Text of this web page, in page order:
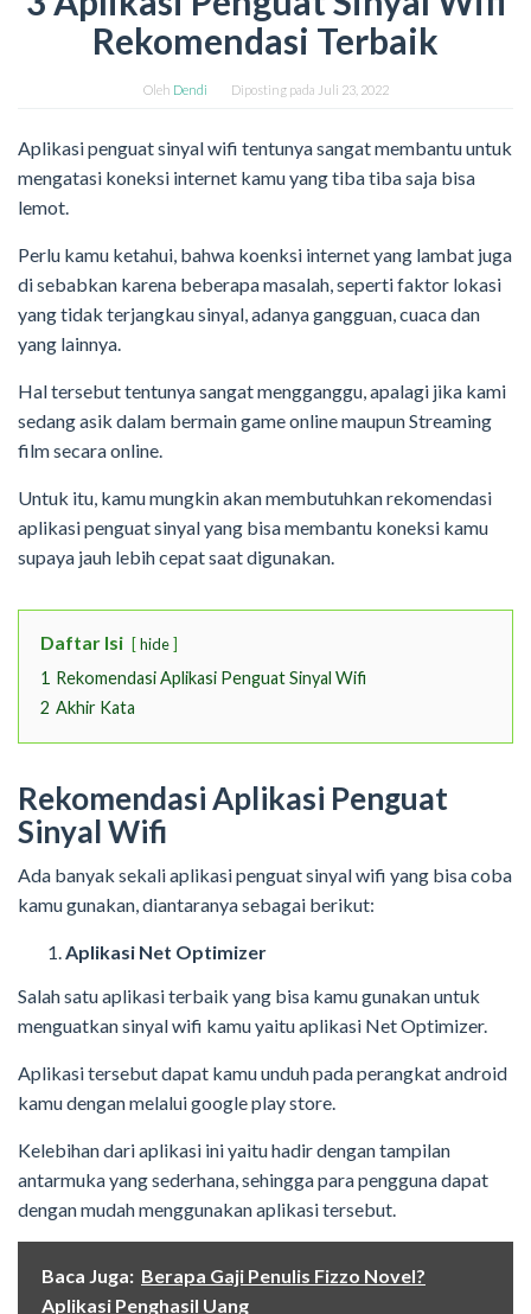
Rekomendasi Terbaik
Oleh Dendi Diposting pada Juli 23, 2022
Aplikasi penguat sinyal wifi tentunya sangat membantu untuk
mengatasi koneksi internet kamu yang tiba tiba saja bisa
lemot.
Perlu kamu ketahui, bahwa koenksi internet yang lambat juga
di sebabkan karena beberapa masalah, seperti faktor lokasi
yang tidak terjangkau sinyal, adanya gangguan, cuaca dan
yang lainnya.
Hal tersebut tentunya sangat mengganggu, apalagi jika kami
sedang asik dalam bermain game online maupun Streaming
film secara online.
Untuk itu, kamu mungkin akan membutuhkan rekomendasi
aplikasi penguat sinyal yang bisa membantu koneksi kamu
supaya jauh lebih cepat saat digunakan.
Daftar Isi hide
1 Rekomendasi Aplikasi Penguat Sinyal Wifi
2 Akhir Kata
Rekomendasi Aplikasi Penguat
Sinyal Wifi
Ada banyak sekali aplikasi penguat sinyal wifi yang bisa coba
kamu gunakan, diantaranya sebagai berikut:
Aplikasi Net Optimizer
Salah satu aplikasi terbaik yang bisa kamu gunakan untuk
menguatkan sinyal wifi kamu yaitu aplikasi Net Optimizer.
Aplikasi tersebut dapat kamu unduh pada perangkat android
kamu dengan melalui google play store.
Kelebihan dari aplikasi ini yaitu hadir dengan tampilan
antarmuka yang sederhana, sehingga para pengguna dapat
dengan mudah menggunakan aplikasi tersebut.
Baca Juga: Berapa Gaji Penulis Fizzo Novel?
Aplikasi Penghasil Uang